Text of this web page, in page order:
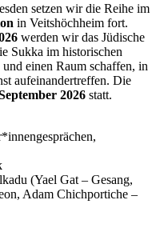
setzen wir die Reihe im
in Veitshöchheim fort.
werden wir das Jüdische
Sukka im historischen
einen Raum schaffen, in
aufeinandertreffen. Die
2026 statt.
(Yael Gat – Gesang,
Adam Chichportiche –